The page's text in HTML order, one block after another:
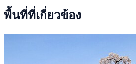
พื้นที่ที่เกี่ยวข้อง